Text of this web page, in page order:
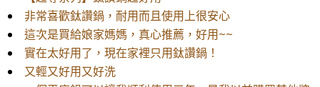
非常喜歡鈦讚鍋，耐用而且使用上很安心
這次是買給娘家媽媽，真心推薦，好用~~
實在太好用了，現在家裡只用鈦讚鍋！
又輕又好用又好洗